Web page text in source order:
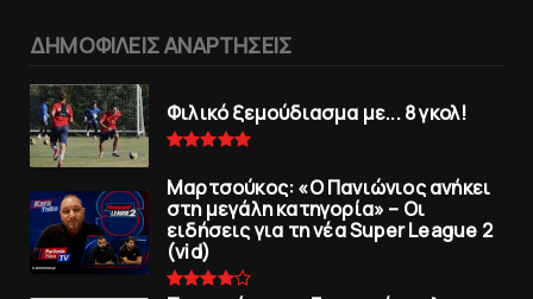
ΔΗΜΟΦΙΛΕΙΣ ΑΝΑΡΤΗΣΕΙΣ
Φιλικό ξεμούδιασμα με... 8 γκολ!
Μαρτσούκος: «Ο Πανιώνιος ανήκει
στη μεγάλη κατηγορία» – Οι
ειδήσεις για τη νέα Super League 2
(vid)